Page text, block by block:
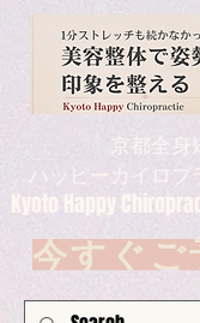
京都全身
ハッピーカイロ
Kyoto Happy